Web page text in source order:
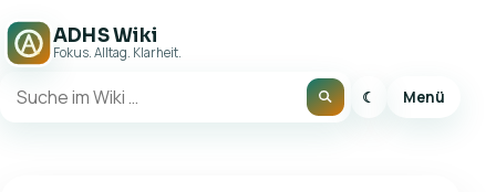
ADHS Wiki
Fokus. Alltag. Klarheit.
☾ Menü